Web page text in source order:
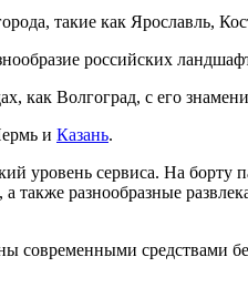
такие как Ярославль,
российских
как Волгоград, с его
и Казань.
уровень сервиса. На
разнообразные
средствами